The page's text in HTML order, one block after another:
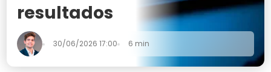
resultados
30/06/2026 17:00 6 min